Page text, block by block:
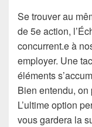
Se trouver au
de 5e action,
concurrent.e à
employer. Une
éléments
Bien entendu, on
L’ultime option
vous gardera la